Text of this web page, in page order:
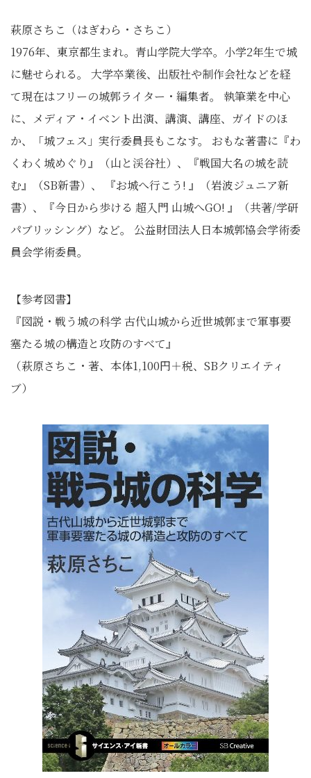
萩原さちこ（はぎわら・さちこ）
1976年、東京都生まれ。青山学院大学卒。小学2年生で城
に魅せられる。 大学卒業後、出版社や制作会社などを経
て現在はフリーの城郭ライター・編集者。 執筆業を中心
に、メディア・イベント出演、講演、講座、ガイドのほ
か、「城フェス」実行委員長もこなす。 おもな著書に『わ
くわく城めぐり』（山と渓谷社）、『戦国大名の城を読
む』（SB新書）、 『お城へ行こう! 』（岩波ジュニア新
書）、『今日から歩ける 超入門 山城へGO! 』（共著/学研
パブリッシング）など。 公益財団法人日本城郭協会学術委
員会学術委員。
【参考図書】
『図説・戦う城の科学 古代山城から近世城郭まで軍事要
塞たる城の構造と攻防のすべて』
（萩原さちこ・著、本体1,100円＋税、SBクリエイティ
ブ）